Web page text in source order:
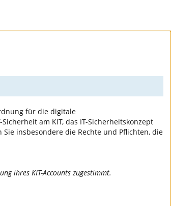
für die digitale
am KIT, das IT-Sicherheitskonzept
insbesondere die Rechte und Pflichten, die
ihres KIT-Accounts zugestimmt.